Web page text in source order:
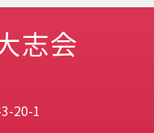
志会
20-1